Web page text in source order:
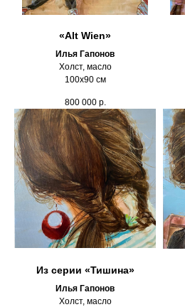
«Alt Wien»
Илья Гапонов
Холст, масло
100х90 см
800 000 р.
Из серии «Тишина»
Илья Гапонов
Холст, масло